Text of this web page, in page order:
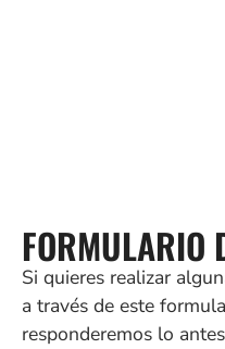
FORMULARIO
Si quieres realizar
a través de este
responderemos lo